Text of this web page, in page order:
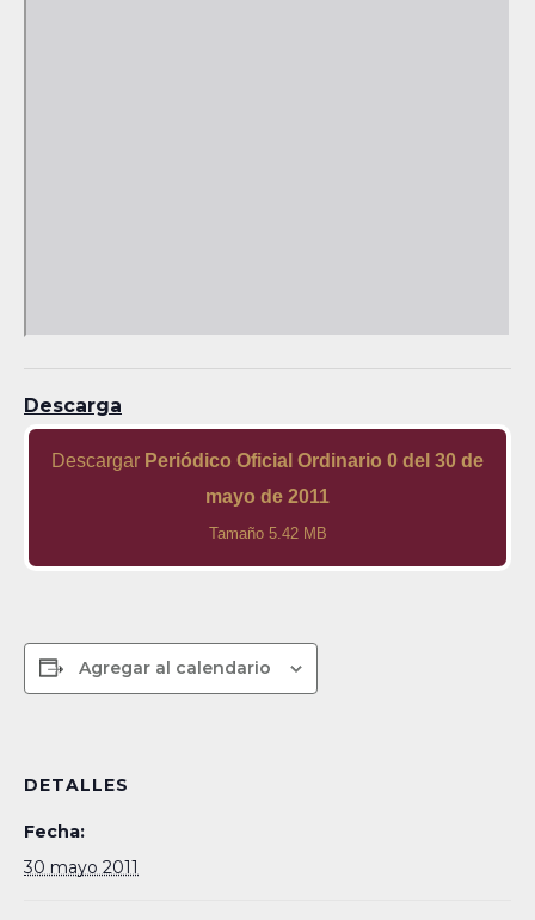
Descarga
Descargar Periódico Oficial Ordinario 0 del 30 de
mayo de 2011
Tamaño 5.42 MB
Agregar al calendario
DETALLES
Fecha:
30 mayo 2011